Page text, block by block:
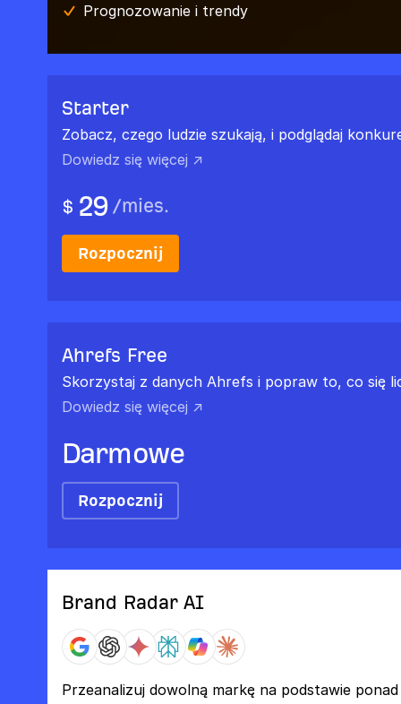
Prognozowanie i trendy
Starter
Zobacz, czego ludzie szukają, i podglądaj
Dowiedz się więcej ↗
$ 29 /mies.
Rozpocznij
Ahrefs Free
Skorzystaj z danych Ahrefs i popraw to, co się
Dowiedz się więcej ↗
Darmowe
Rozpocznij
Brand Radar AI
Przeanalizuj dowolną markę na podstawie